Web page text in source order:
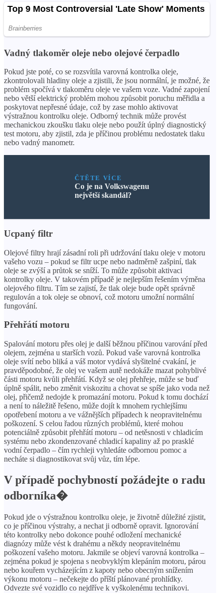
Vadný tlakoměr oleje nebo olejové čerpadlo
Pokud jste poté, co se rozsvítila varovná kontrolka oleje,
zkontrolovali hladiny oleje a zjistili, že jsou normální, je možné, že
problém spočívá v tlakoměru oleje ve vašem voze. Vadné zapojení
nebo větší elektrický problém mohou způsobit poruchu měřidla a
poskytovat nepřesné údaje, což by zase mohlo aktivovat
výstražnou kontrolku oleje. Odborný technik může provést
mechanickou zkoušku tlaku oleje nebo použít úplný diagnostický
test motoru, aby zjistil, zda je příčinou problému nedostatek tlaku
nebo vadný manometr.
ČTĚTE VÍCE
Co je na Volkswagenu
největší skandál?
Ucpaný filtr
Olejové filtry hrají zásadní roli při udržování tlaku oleje v motoru
vašeho vozu – pokud se filtr ucpe nebo nadměrně zašpiní, tlak
oleje se zvýší a průtok se sníží. To může způsobit aktivaci
kontrolky oleje. V takovém případě je nejlepším řešením výměna
olejového filtru. Tím se zajistí, že tlak oleje bude opět správně
regulován a tok oleje se obnoví, což motoru umožní normální
fungování.
Přehřátí motoru
Spalování motoru přes olej je další běžnou příčinou varování před
olejem, zejména u starších vozů. Pokud vaše varovná kontrolka
oleje svítí nebo bliká a váš motor vydává slyšitelné cvakání, je
pravděpodobné, že olej ve vašem autě nedokáže mazat pohyblivé
části motoru kvůli přehřátí. Když se olej přehřeje, může se buď
úplně spálit, nebo změnit viskozitu a chovat se spíše jako voda než
olej, přičemž nedojde k promazání motoru. Pokud k tomu dochází
a není to náležitě řešeno, může dojít k mnohem rychlejšímu
opotřebení motoru a ve vážnějších případech k neopravitelnému
poškození. S celou řadou různých problémů, které mohou
potenciálně způsobit přehřátí motoru – od netěsnosti v chladicím
systému nebo zkondenzované chladicí kapaliny až po prasklé
vodní čerpadlo – čím rychleji vyhledáte odbornou pomoc a
necháte si diagnostikovat svůj vůz, tím lépe.
V případě pochybností požádejte o radu
odborníka�
Pokud jde o výstražnou kontrolku oleje, je životně důležité zjistit,
co je příčinou výstrahy, a nechat ji odborně opravit. Ignorování
této kontrolky nebo dokonce pouhé odložení mechanické
diagnózy může vést k drahému a někdy neopravitelnému
poškození vašeho motoru. Jakmile se objeví varovná kontrolka –
zejména pokud je spojena s neobvyklým klepáním motoru, párou
nebo kouřem vycházejícím z kapoty nebo obecným snížením
výkonu motoru – nečekejte do příští plánované prohlídky.
Odvezte své vozidlo co nejdříve k vyškolenému technikovi.